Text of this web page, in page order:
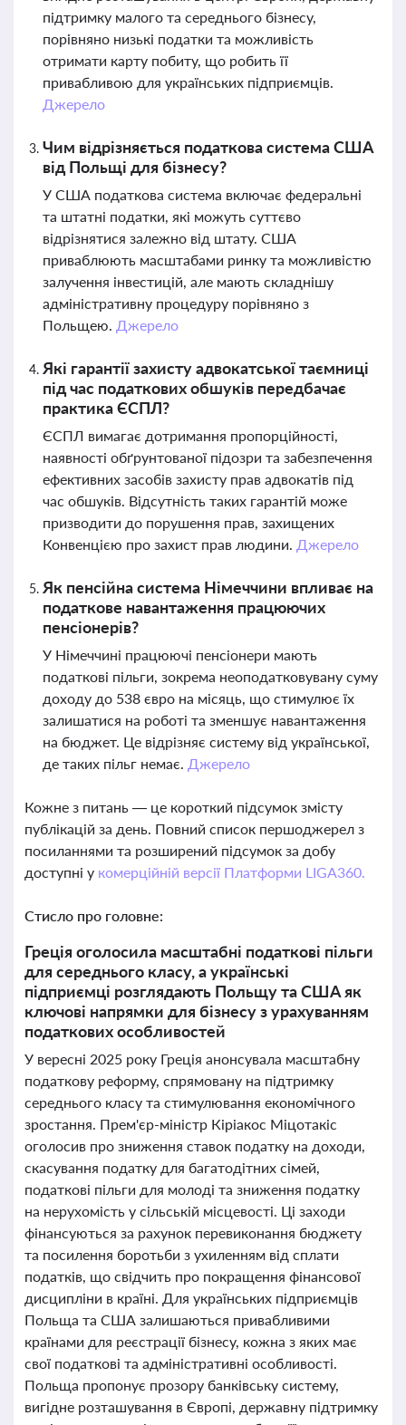
підтримку малого та середнього бізнесу,
порівняно низькі податки та можливість
отримати карту побиту, що робить її
привабливою для українських підприємців.
Джерело
Чим відрізняється податкова система США
від Польщі для бізнесу?
У США податкова система включає федеральні
та штатні податки, які можуть суттєво
відрізнятися залежно від штату. США
приваблюють масштабами ринку та можливістю
залучення інвестицій, але мають складнішу
адміністративну процедуру порівняно з
Польщею. Джерело
Які гарантії захисту адвокатської таємниці
під час податкових обшуків передбачає
практика ЄСПЛ?
ЄСПЛ вимагає дотримання пропорційності,
наявності обґрунтованої підозри та забезпечення
ефективних засобів захисту прав адвокатів під
час обшуків. Відсутність таких гарантій може
призводити до порушення прав, захищених
Конвенцією про захист прав людини. Джерело
Як пенсійна система Німеччини впливає на
податкове навантаження працюючих
пенсіонерів?
У Німеччині працюючі пенсіонери мають
податкові пільги, зокрема неоподатковувану суму
доходу до 538 євро на місяць, що стимулює їх
залишатися на роботі та зменшує навантаження
на бюджет. Це відрізняє систему від української,
де таких пільг немає. Джерело
Кожне з питань — це короткий підсумок змісту
публікацій за день. Повний список першоджерел з
посиланнями та розширений підсумок за добу
доступні у комерційній версії Платформи LIGA360.
Стисло про головне:
Греція оголосила масштабні податкові пільги
для середнього класу, а українські
підприємці розглядають Польщу та США як
ключові напрямки для бізнесу з урахуванням
податкових особливостей
У вересні 2025 року Греція анонсувала масштабну
податкову реформу, спрямовану на підтримку
середнього класу та стимулювання економічного
зростання. Прем'єр-міністр Кіріакос Міцотакіс
оголосив про зниження ставок податку на доходи,
скасування податку для багатодітних сімей,
податкові пільги для молоді та зниження податку
на нерухомість у сільській місцевості. Ці заходи
фінансуються за рахунок перевиконання бюджету
та посилення боротьби з ухиленням від сплати
податків, що свідчить про покращення фінансової
дисципліни в країні. Для українських підприємців
Польща та США залишаються привабливими
країнами для реєстрації бізнесу, кожна з яких має
свої податкові та адміністративні особливості.
Польща пропонує прозору банківську систему,
вигідне розташування в Європі, державну підтримку